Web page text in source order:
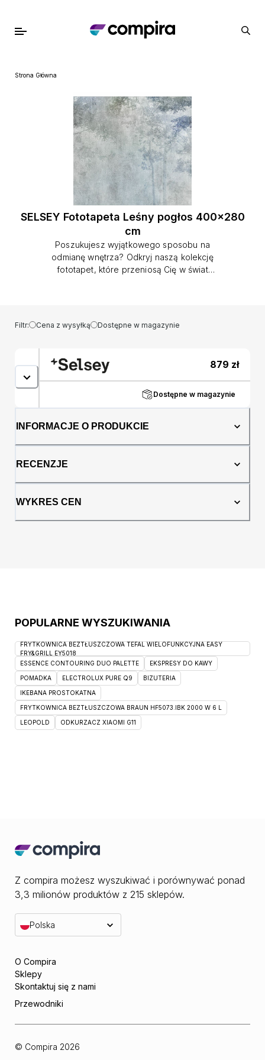
Strona Główna
SELSEY Fototapeta Leśny pogłos 400x280
cm
Poszukujesz wyjątkowego sposobu na
odmianę wnętrza? Odkryj naszą kolekcję
fototapet, które przeniosą Cię w świat
Twojego indywidualnego stylu i wyjątkowych
preferencji. Dzięki nim możesz stworzyć
każdego gościa i sprawią, że Twoje wnętrze
nabierze niepowtarzalnego charakteru.
Wykonane z wysokiej jakości flizeliny o
gramaturze 170 g, nasze fototapety są
niezwykle trwałe i łatwe w montażu. Dzięki
obrazy na tapetach prezentują się niezwykle
realistycznie, przenosząc Cię w świat
czy grafik ożywających Twoje wnętrze.
Zestawiając trwałość i jakość z szerokim
się niezastąpionym elementem dekoracyjnym,
który pozwala Ci w pełni wyrazić swoją
Filtr: Cena z wysyłką Dostępne w magazynie
879 zł
Dostępne w magazynie
INFORMACJE O PRODUKCIE
RECENZJE
WYKRES CEN
POPULARNE WYSZUKIWANIA
FRYTKOWNICA BEZTŁUSZCZOWA TEFAL WIELOFUNKCYJNA EASY
FRY&GRILL EY5018
ESSENCE CONTOURING DUO PALETTE
EKSPRESY DO KAWY
POMADKA ELECTROLUX PURE Q9 BIZUTERIA
IKEBANA PROSTOKATNA
FRYTKOWNICA BEZTŁUSZCZOWA BRAUN HF5073.IBK 2000 W 6 L
LEOPOLD ODKURZACZ XIAOMI G11
Z compira możesz wyszukiwać i porównywać ponad
3,3 milionów produktów z 215 sklepów.
Polska
O Compira
Sklepy
Skontaktuj się z nami
Przewodniki
© Compira 2026